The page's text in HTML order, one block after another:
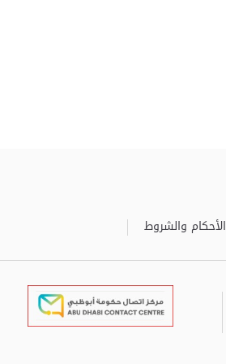
الأحكام والشروط
برعاية